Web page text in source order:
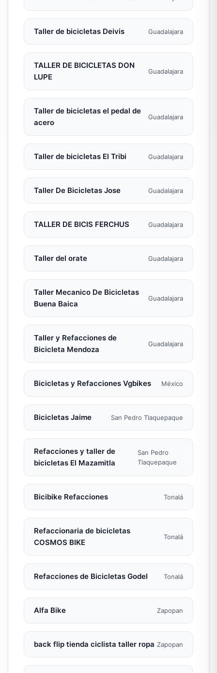
Taller de bicicletas Deivis Guadalajara
TALLER DE BICICLETAS DON
LUPE
Guadalajara
Taller de bicicletas el pedal de
acero
Guadalajara
Taller de bicicletas El Tribi Guadalajara
Taller De Bicicletas Jose Guadalajara
TALLER DE BICIS FERCHUS Guadalajara
Taller del orate Guadalajara
Taller Mecanico De Bicicletas
Buena Baica
Guadalajara
Taller y Refacciones de
Bicicleta Mendoza
Guadalajara
Bicicletas y Refacciones Vgbikes México
Bicicletas Jaime San Pedro Tlaquepaque
Refacciones y taller de
bicicletas El Mazamitla
San Pedro
Tlaquepaque
Bicibike Refacciones Tonalá
Refaccionaria de bicicletas
COSMOS BIKE
Tonalá
Refacciones de Bicicletas Godel Tonalá
Alfa Bike Zapopan
back flip tienda ciclista taller ropa Zapopan